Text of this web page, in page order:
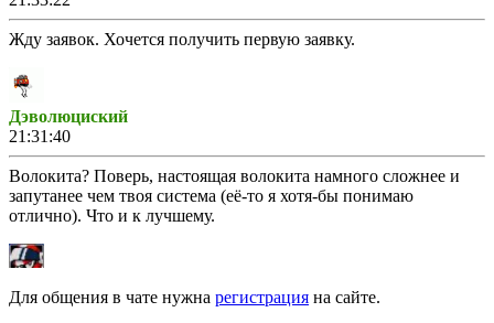
Жду заявок. Хочется получить первую заявку.
Дэволюциский
21:31:40
Волокита? Поверь, настоящая волокита намного сложнее и
запутанее чем твоя система (её-то я хотя-бы понимаю
отлично). Что и к лучшему.
Матвей2014
21:29:42
Для общения в чате нужна регистрация на сайте.